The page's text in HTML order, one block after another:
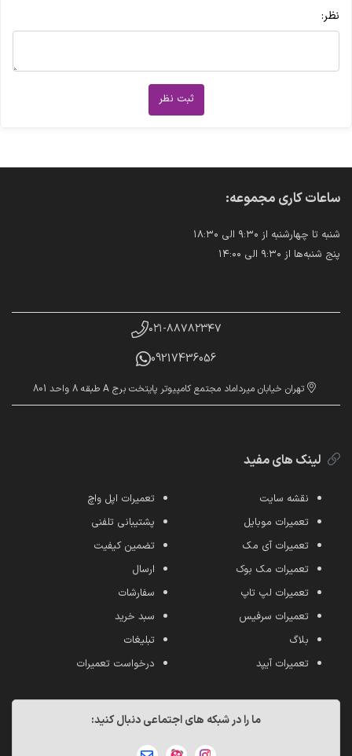
نظر:
ثبت نظر
ساعات کاری مجموعه:
شنبه تا چهارشنبه از ۹:۳۰ الی ۱۸:۳۰
پنج شنبه‌ها از ۹:۳۰ الی ۱۴:۰۰
۰۲۱-۸۸۷۸۲۳۴۷
09217436056
تهران خیابان میرداماد مجتمع کامپیوتر پایتخت برج A طبقه 8 واحد 801
لینک های مفید
نقشه سایت
تعمیرات موبایل
تعمیرات آی مک
تعمیرات مک بوک
تعمیرات لپ تاپ
تعمیرات سرفیس
بلاگ
تعمیرات آیپد
تعمیرات اپل واچ
پشتیبانی تلفنی
تضمین کیفیت
ارسال
سفارشات
سبد خرید
تبلیغات
درخواست تعمیرات
ما را در شبکه های اجتماعی دنبال کنید: